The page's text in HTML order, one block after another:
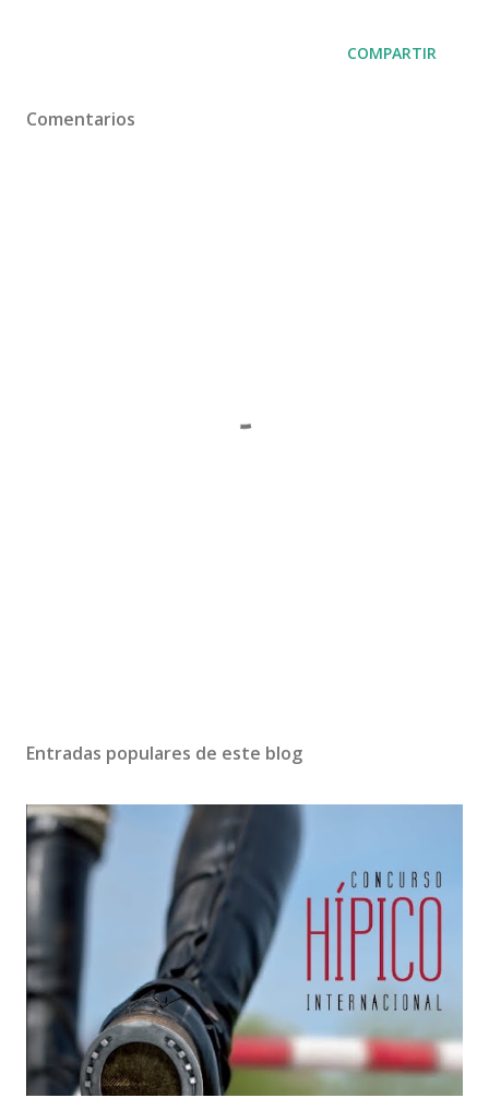
COMPARTIR
Comentarios
Entradas populares de este blog